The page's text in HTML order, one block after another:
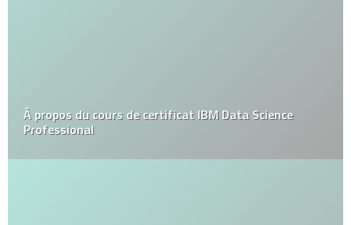
À propos du cours de certificat IBM Data Science
Professional